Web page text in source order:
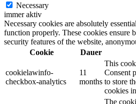
Necessary
immer aktiv
Necessary cookies are absolutely
function properly. These cookies ensure
security features of the website,
Cookie
Dauer
cookielawinfo-
checkbox-analytics
11
months
This
Consent
to store
cookies
The